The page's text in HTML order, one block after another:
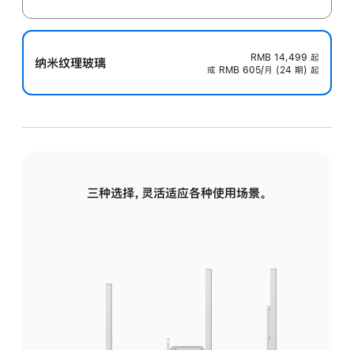
纳米纹理玻璃 RMB 14,499 起
或 RMB 605/月 (24 期) 起
三种选择，灵活适应各种使用场景。